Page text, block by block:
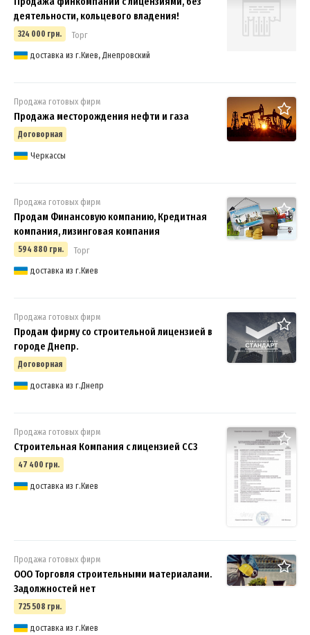
деятельности, кольцевого владения!
324 000 грн.
Торг
доставка из г.Киев, Днепровский
Продажа готовых фирм
Продажа месторождения нефти и газа
Договорная
Черкассы
4
Продажа готовых фирм
Продам Финансовую компанию, Кредитная
компания, лизинговая компания
594 880 грн.
Торг
доставка из г.Киев
Продажа готовых фирм
Продам фирму со строительной лицензией в
городе Днепр.
Договорная
доставка из г.Днепр
Продажа готовых фирм
Строительная Компания с лицензией СС3
47 400 грн.
доставка из г.Киев
Продажа готовых фирм
ООО Торговля строительными материалами.
Задолжностей нет
725 508 грн.
доставка из г.Киев